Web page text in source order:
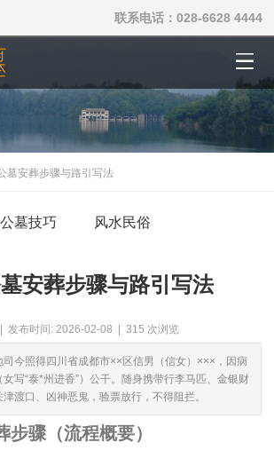
联系电话：028-6628 4444
墓安葬步骤与路引写法
公墓技巧 风水民俗
安葬步骤与路引写法
发布时间: 2026-02-08 | 315 次浏览
司今照得四川省成都市××区信男（信女）×××，因病
写“泰*州进香”）公干。随身携带行李马匹、金银财
渡口、凶神恶鬼，验票放行，不得阻拦。
步骤（流程概要）